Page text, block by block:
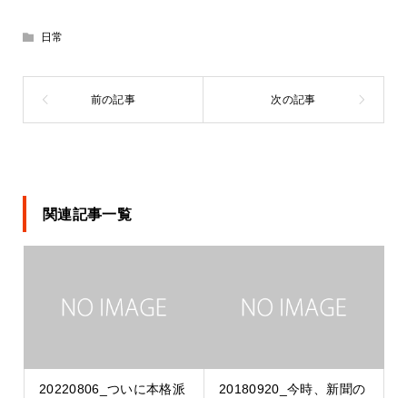
日常
関連記事一覧
20220806_ついに本格派
20180920_今時、新聞の